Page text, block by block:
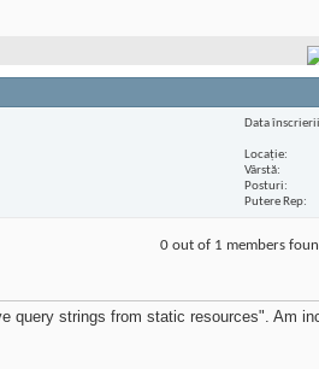
Data înscrierii
Locaţie
Vârstă
Posturi
Putere Rep
0 out of 1 members
query strings from static resources". Am